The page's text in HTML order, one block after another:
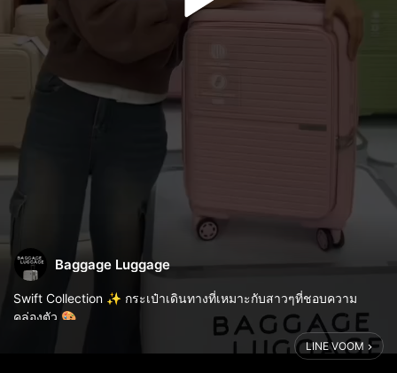
Baggage Luggage
Swift Collection ✨ กระเป๋าเดินทางที่เหมาะกับสาวๆที่ชอบความ
คล่องตัว 🎨
#Baggageluggage #กระเป๋าเดินทาง #เพราะชีวิตคือการเดินทาง
LINE VOOM